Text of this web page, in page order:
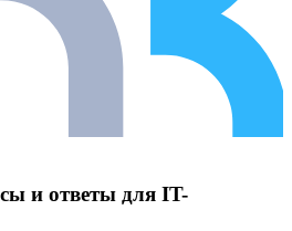
и ответы для IT-